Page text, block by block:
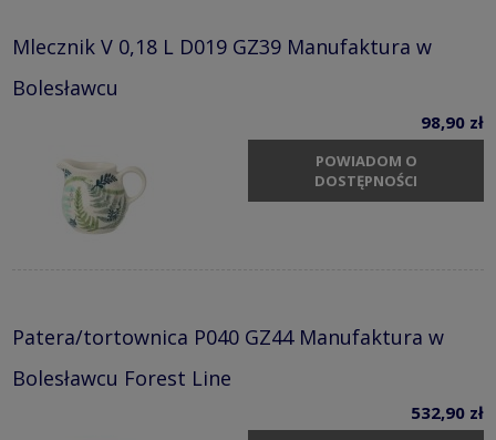
Mlecznik V 0,18 L D019 GZ39 Manufaktura w
Bolesławcu
98,90 zł
POWIADOM O
DOSTĘPNOŚCI
Patera/tortownica P040 GZ44 Manufaktura w
Bolesławcu Forest Line
532,90 zł